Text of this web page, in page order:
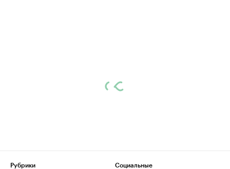
Рубрики
Социальные